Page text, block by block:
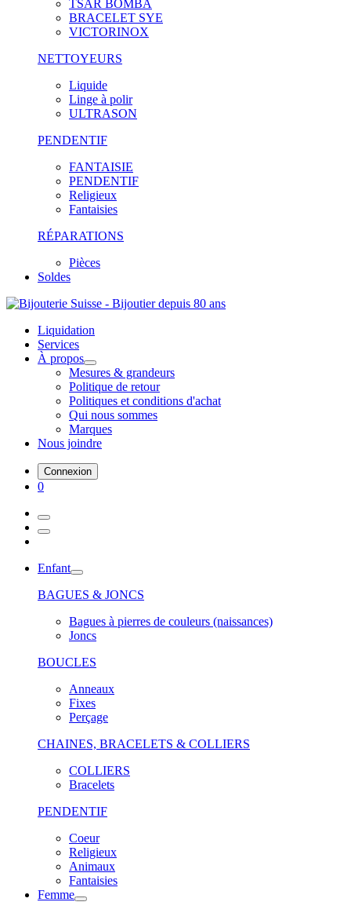
TSAR BOMBA
BRACELET SYE
VICTORINOX
NETTOYEURS
Liquide
Linge à polir
ULTRASON
PENDENTIF
FANTAISIE
PENDENTIF
Religieux
Fantaisies
RÉPARATIONS
Pièces
Soldes
Liquidation
Services
À propos
Mesures & grandeurs
Politique de retour
Politiques et conditions d'achat
Qui nous sommes
Marques
Nous joindre
Connexion
0
Enfant
BAGUES & JONCS
Bagues à pierres de couleurs (naissances)
Joncs
BOUCLES
Anneaux
Fixes
Perçage
CHAINES, BRACELETS & COLLIERS
COLLIERS
Bracelets
PENDENTIF
Coeur
Religieux
Animaux
Fantaisies
Femme